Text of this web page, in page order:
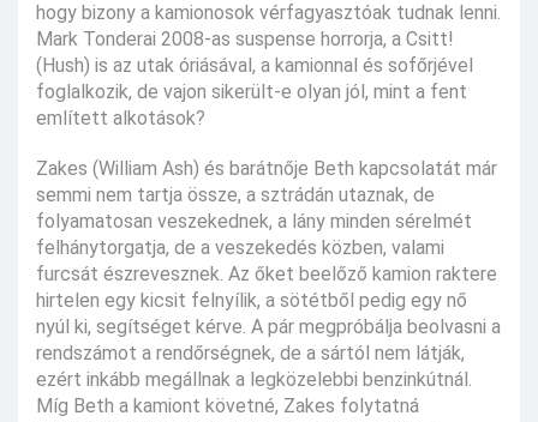
hogy bizony a kamionosok vérfagyasztóak tudnak lenni.
Mark Tonderai 2008-as suspense horrorja, a Csitt!
(Hush) is az utak óriásával, a kamionnal és sofőrjével
foglalkozik, de vajon sikerült-e olyan jól, mint a fent
említett alkotások?
Zakes (William Ash) és barátnője Beth kapcsolatát már
semmi nem tartja össze, a sztrádán utaznak, de
folyamatosan veszekednek, a lány minden sérelmét
felhánytorgatja, de a veszekedés közben, valami
furcsát észrevesznek. Az őket beelőző kamion raktere
hirtelen egy kicsit felnyílik, a sötétből pedig egy nő
nyúl ki, segítséget kérve. A pár megpróbálja beolvasni a
rendszámot a rendőrségnek, de a sártól nem látják,
ezért inkább megállnak a legközelebbi benzinkútnál.
Míg Beth a kamiont követné, Zakes folytatná